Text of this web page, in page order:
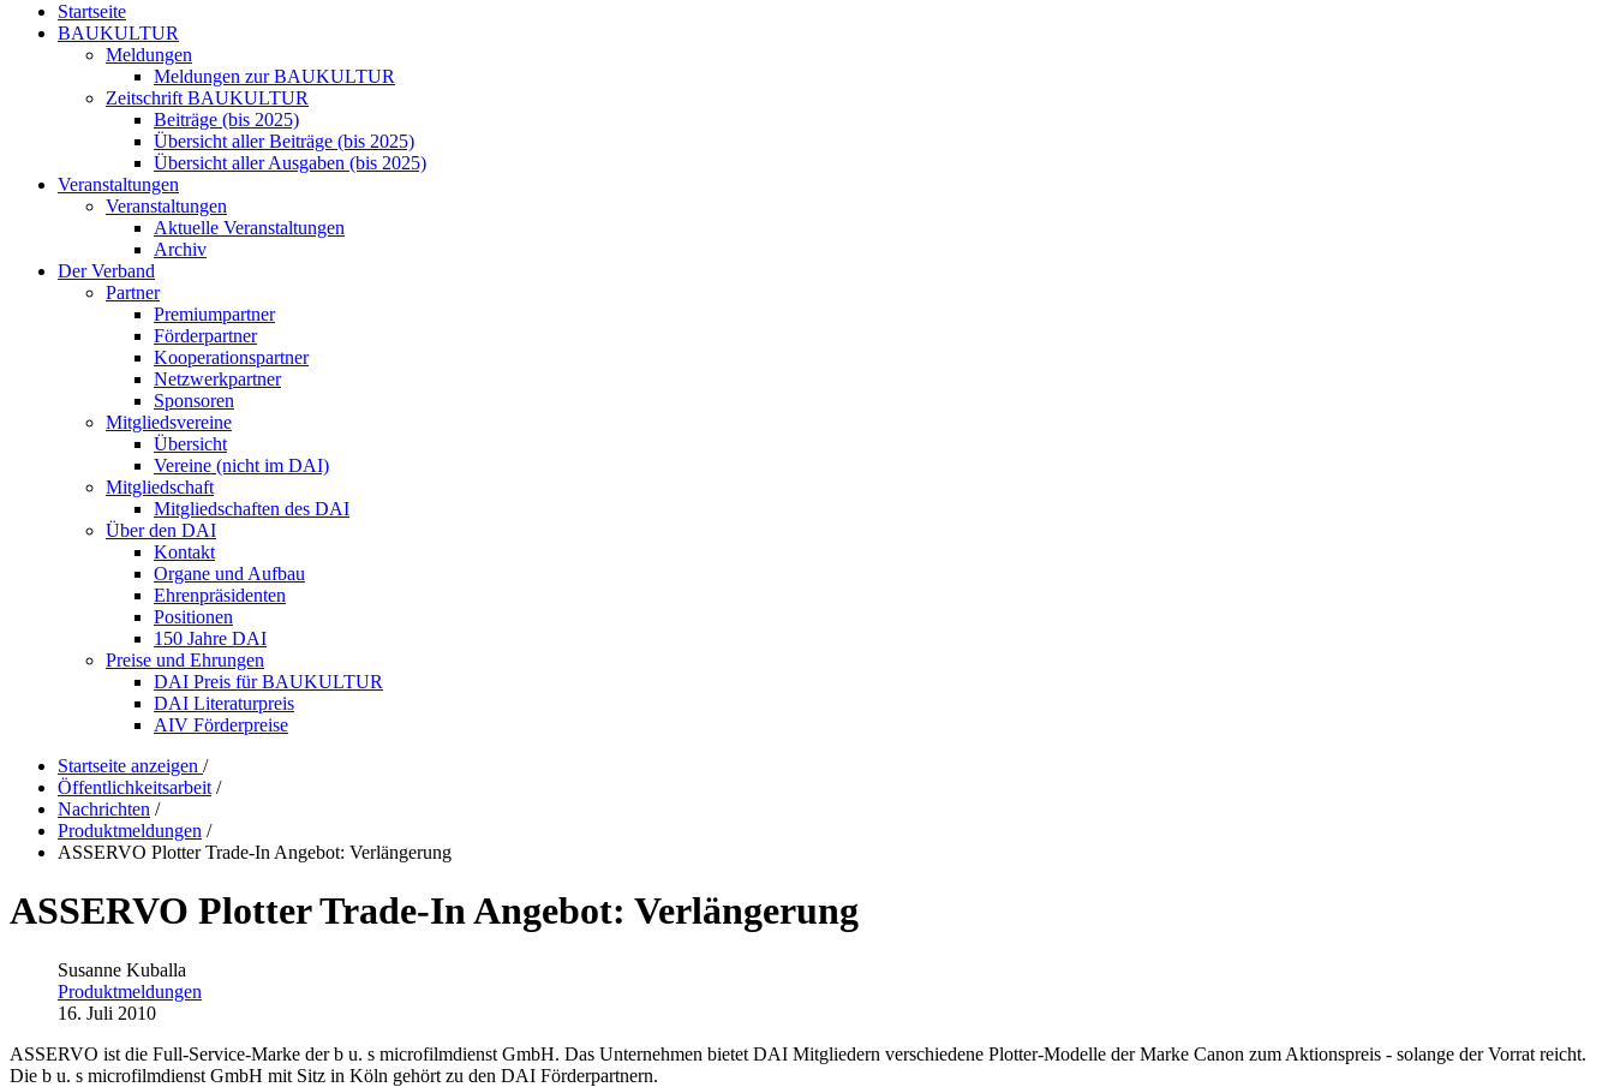
Startseite
BAUKULTUR
Meldungen
Meldungen zur BAUKULTUR
Zeitschrift BAUKULTUR
Beiträge (bis 2025)
Übersicht aller Beiträge (bis 2025)
Übersicht aller Ausgaben (bis 2025)
Veranstaltungen
Veranstaltungen
Aktuelle Veranstaltungen
Archiv
Der Verband
Partner
Premiumpartner
Förderpartner
Kooperationspartner
Netzwerkpartner
Sponsoren
Mitgliedsvereine
Übersicht
Vereine (nicht im DAI)
Mitgliedschaft
Mitgliedschaften des DAI
Über den DAI
Kontakt
Organe und Aufbau
Ehrenpräsidenten
Positionen
150 Jahre DAI
Preise und Ehrungen
DAI Preis für BAUKULTUR
DAI Literaturpreis
AIV Förderpreise
Startseite anzeigen /
Öffentlichkeitsarbeit /
Nachrichten /
Produktmeldungen /
ASSERVO Plotter Trade-In Angebot: Verlängerung
ASSERVO Plotter Trade-In Angebot: Verlängerung
Susanne Kuballa
Produktmeldungen
16. Juli 2010
ASSERVO ist die Full-Service-Marke der b u. s microfilmdienst GmbH. Das Unternehmen bietet DAI Mitgliedern verschiedene Plotter-Modelle der Marke Canon zum Aktionspreis - solange der Vorrat reicht.
Die b u. s microfilmdienst GmbH mit Sitz in Köln gehört zu den DAI Förderpartnern.